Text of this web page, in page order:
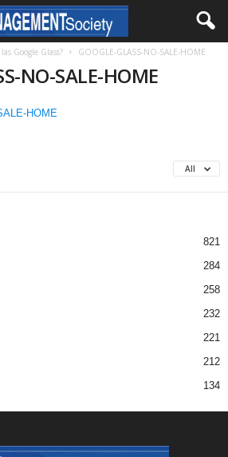
Google Glass? GOOGLE-GLASS-NO-SALE-HOME
NO-SALE-HOME
All
821
284
258
232
221
212
134